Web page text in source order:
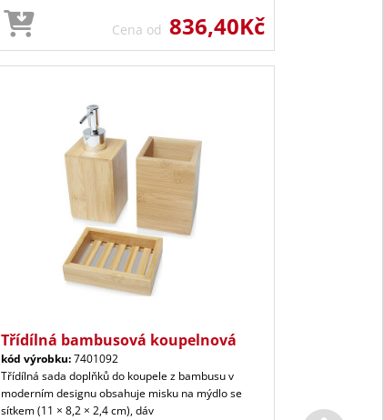
Cena od 836,40Kč
Třídílná bambusová koupelnová
kód výrobku:7401092
Třídílná sada doplňků do koupele z bambusu v
moderním designu obsahuje misku na mýdlo se
sítkem (11 × 8,2 × 2,4 cm), dáv